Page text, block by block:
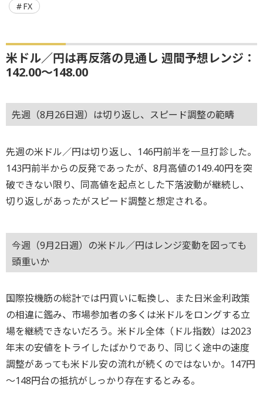
FX
米ドル／円は再反落の見通し 週間予想レンジ：
142.00～148.00
先週（8月26日週）は切り返し、スピード調整の範疇
先週の米ドル／円は切り返し、146円前半を一旦打診した。
143円前半からの反発であったが、8月高値の149.40円を突
破できない限り、同高値を起点とした下落波動が継続し、
切り返しがあったがスピード調整と想定される。
今週（9月2日週）の米ドル／円はレンジ変動を図っても
頭重いか
国際投機筋の総計では円買いに転換し、また日米金利政策
の相違に鑑み、市場参加者の多くは米ドルをロングする立
場を継続できないだろう。米ドル全体（ドル指数）は2023
年末の安値をトライしたばかりであり、同じく途中の速度
調整があっても米ドル安の流れが続くのではないか。147円
～148円台の抵抗がしっかり存在するとみる。